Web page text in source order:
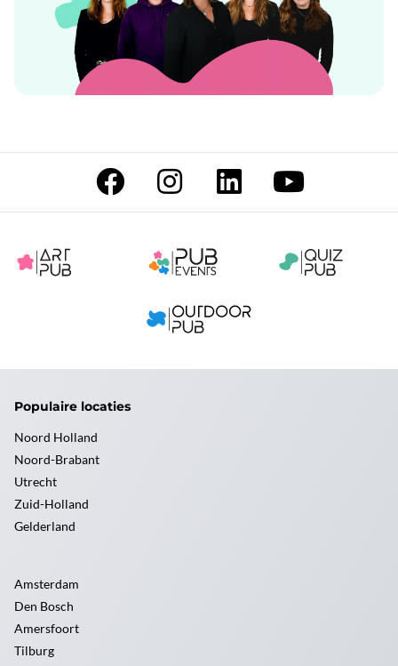
Populaire locaties
Noord Holland
Noord-Brabant
Utrecht
Zuid-Holland
Gelderland
Amsterdam
Den Bosch
Amersfoort
Tilburg